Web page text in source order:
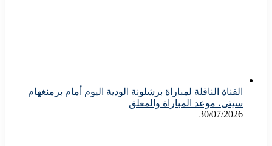
القناة الناقلة لمباراة برشلونة الودية اليوم أمام برمنغهام
سيتى، موعد المباراة والمعلق
30/07/2026